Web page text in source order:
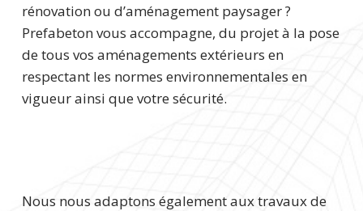
rénovation ou d’aménagement paysager ?
Prefabeton vous accompagne, du projet à la pose
de tous vos aménagements extérieurs en
respectant les normes environnementales en
vigueur ainsi que votre sécurité.
Nous nous adaptons également aux travaux de